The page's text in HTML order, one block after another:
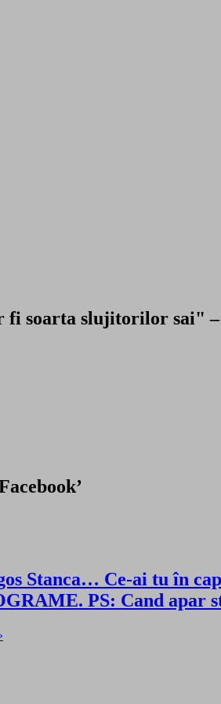
fi soarta slujitorilor sai"
Stanca… Ce-ai tu în
PS: Cand apar